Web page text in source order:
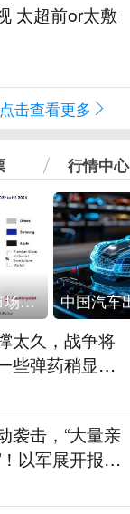
太超前or太敷
点击查看更多
行情中心
苹果拿下高端手机市场65%的份额：iPhone 17系列功不可没
太久，战争将
些弹药稍显紧
峡管理文本
袭击，“大量亲
以军展开报复